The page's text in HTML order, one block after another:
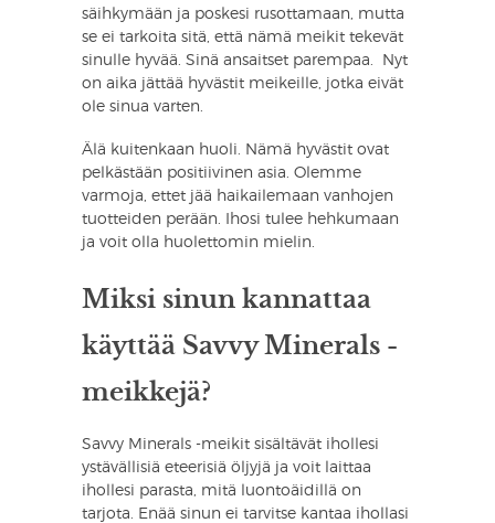
säihkymään ja poskesi rusottamaan, mutta
se ei tarkoita sitä, että nämä meikit tekevät
sinulle hyvää. Sinä ansaitset parempaa. Nyt
on aika jättää hyvästit meikeille, jotka eivät
ole sinua varten.
Älä kuitenkaan huoli. Nämä hyvästit ovat
pelkästään positiivinen asia. Olemme
varmoja, ettet jää haikailemaan vanhojen
tuotteiden perään. Ihosi tulee hehkumaan
ja voit olla huolettomin mielin.
Miksi sinun kannattaa
käyttää Savvy Minerals -
meikkejä?
Savvy Minerals -meikit sisältävät ihollesi
ystävällisiä eteerisiä öljyjä ja voit laittaa
ihollesi parasta, mitä luontoäidillä on
tarjota. Enää sinun ei tarvitse kantaa ihollasi